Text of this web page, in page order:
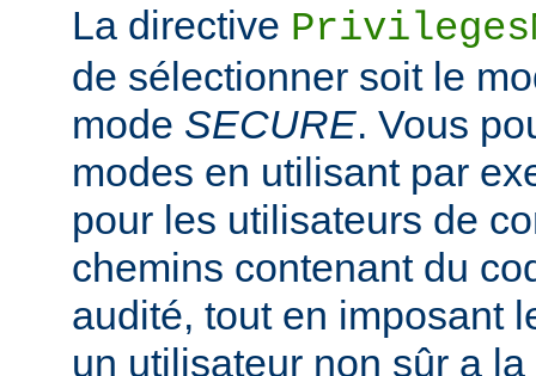
La directive
de sélectionner soit le
mode SECURE. Vous
modes en utilisant par
pour les utilisateurs de
chemins contenant du
audité, tout en imposant
un utilisateur non sûr a